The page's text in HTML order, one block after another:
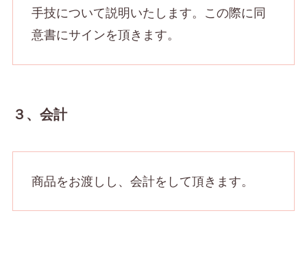
手技について説明いたします。この際に同
意書にサインを頂きます。
３、会計
商品をお渡しし、会計をして頂きます。